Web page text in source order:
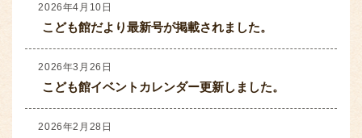
2026年4月10日
こども館だより最新号が掲載されました。
2026年3月26日
こども館イベントカレンダー更新しました。
2026年2月28日